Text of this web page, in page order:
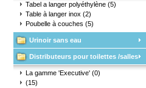
Tabel a langer polyéthylène (5)
Table à langer inox (2)
Poubelle à couches (5)
Urinoir sans eau
Distributeurs pour toilettes /salles
d'eauLa gamme 'Executive' (0)
(15)